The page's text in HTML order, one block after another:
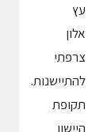
עץ
אלון
צרפתי
להתיישנות.
תקופת
היישון